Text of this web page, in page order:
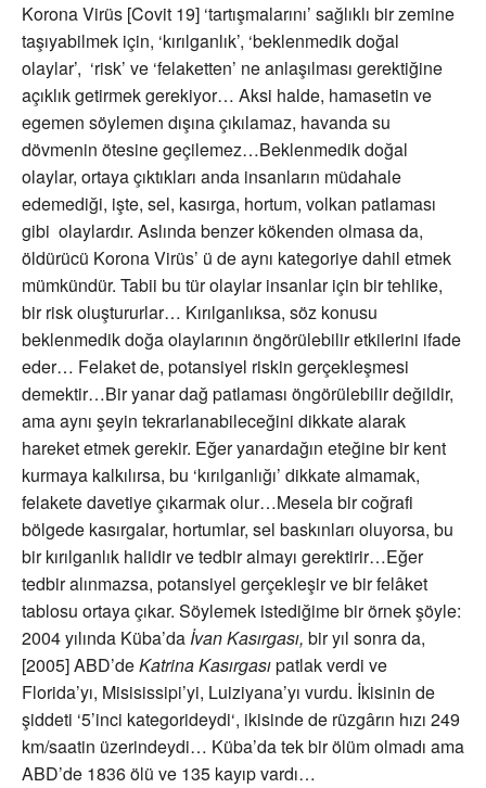
Korona Virüs [Covit 19] ‘tartışmalarını’ sağlıklı bir zemine
taşıyabilmek için, ‘kırılganlık’, ‘beklenmedik doğal
olaylar’, ‘risk’ ve ‘felaketten’ ne anlaşılması gerektiğine
açıklık getirmek gerekiyor… Aksi halde, hamasetin ve
egemen söylemen dışına çıkılamaz, havanda su
dövmenin ötesine geçilemez…Beklenmedik doğal
olaylar, ortaya çıktıkları anda insanların müdahale
edemediği, işte, sel, kasırga, hortum, volkan patlaması
gibi olaylardır. Aslında benzer kökenden olmasa da,
öldürücü Korona Virüs’ ü de aynı kategoriye dahil etmek
mümkündür. Tabii bu tür olaylar insanlar için bir tehlike,
bir risk oluştururlar… Kırılganlıksa, söz konusu
beklenmedik doğa olaylarının öngörülebilir etkilerini ifade
eder… Felaket de, potansiyel riskin gerçekleşmesi
demektir…Bir yanar dağ patlaması öngörülebilir değildir,
ama aynı şeyin tekrarlanabileceğini dikkate alarak
hareket etmek gerekir. Eğer yanardağın eteğine bir kent
kurmaya kalkılırsa, bu ‘kırılganlığı’ dikkate almamak,
felakete davetiye çıkarmak olur…Mesela bir coğrafi
bölgede kasırgalar, hortumlar, sel baskınları oluyorsa, bu
bir kırılganlık halidir ve tedbir almayı gerektirir…Eğer
tedbir alınmazsa, potansiyel gerçekleşir ve bir felâket
tablosu ortaya çıkar. Söylemek istediğime bir örnek şöyle:
2004 yılında Küba’da İvan Kasırgası, bir yıl sonra da,
[2005] ABD’deKatrina Kasırgasıpatlak verdi ve
Florida’yı, Misisissipi’yi, Luiziyana’yı vurdu. İkisinin de
şiddeti ‘5’inci kategorideydi‘, ikisinde de rüzgârın hızı 249
km/saatin üzerindeydi… Küba’da tek bir ölüm olmadı ama
ABD’de 1836 ölü ve 135 kayıp vardı…